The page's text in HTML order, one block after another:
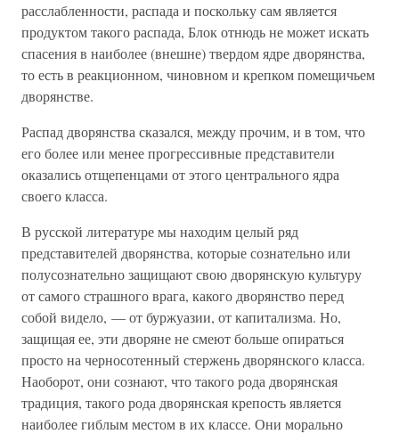
расслабленности, распада и поскольку сам является
продуктом такого распада, Блок отнюдь не может искать
спасения в наиболее (внешне) твердом ядре дворянства,
то есть в реакционном, чиновном и крепком помещичьем
дворянстве.
Распад дворянства сказался, между прочим, и в том, что
его более или менее прогрессивные представители
оказались отщепенцами от этого центрального ядра
своего класса.
В русской литературе мы находим целый ряд
представителей дворянства, которые сознательно или
полусознательно защищают свою дворянскую культуру
от самого страшного врага, какого дворянство перед
собой видело, — от буржуазии, от капитализма. Но,
защищая ее, эти дворяне не смеют больше опираться
просто на черносотенный стержень дворянского класса.
Наоборот, они сознают, что такого рода дворянская
традиция, такого рода дворянская крепость является
наиболее гиблым местом в их классе. Они морально